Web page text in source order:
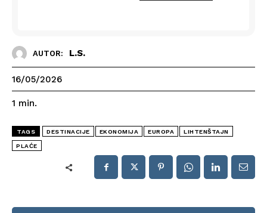
AUTOR: L.S.
16/05/2026
1 min.
TAGS DESTINACIJE EKONOMIJA EUROPA LIHTENŠTAJN
PLAĆE